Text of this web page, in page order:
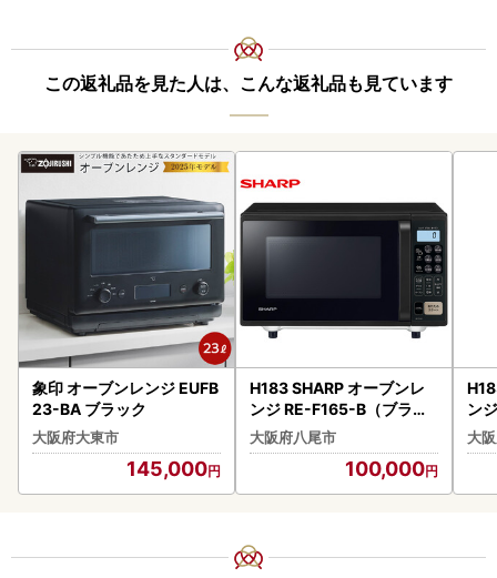
この返礼品を見た人は、こんな返礼品も見ています
象印 オーブンレンジ EUFB
23-BA ブラック
大阪府大東市
145,000
H183 SHARP オーブンレ
ンジ RE-F165-B（ブラッ
ク）
大阪府八尾市
100,000
ン
ト）
大